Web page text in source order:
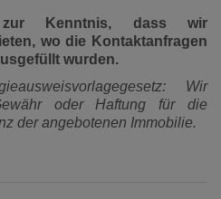
Kenntnis, dass wir
wo die Kontaktanfragen
wurden.
Wir
oder Haftung für die
der angebotenen Immobilie.